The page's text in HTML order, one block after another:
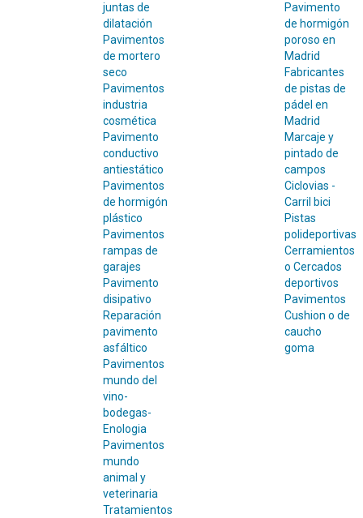
juntas de
dilatación
Pavimentos
de mortero
seco
Pavimentos
industria
cosmética
Pavimento
conductivo
antiestático
Pavimentos
de hormigón
plástico
Pavimentos
rampas de
garajes
Pavimento
disipativo
Reparación
pavimento
asfáltico
Pavimentos
mundo del
vino-
bodegas-
Enologia
Pavimentos
mundo
animal y
veterinaria
Tratamientos
Pavimento
de hormigón
poroso en
Madrid
Fabricantes
de pistas de
pádel en
Madrid
Marcaje y
pintado de
campos
Ciclovias -
Carril bici
Pistas
polideportivas
Cerramientos
o Cercados
deportivos
Pavimentos
Cushion o de
caucho
goma